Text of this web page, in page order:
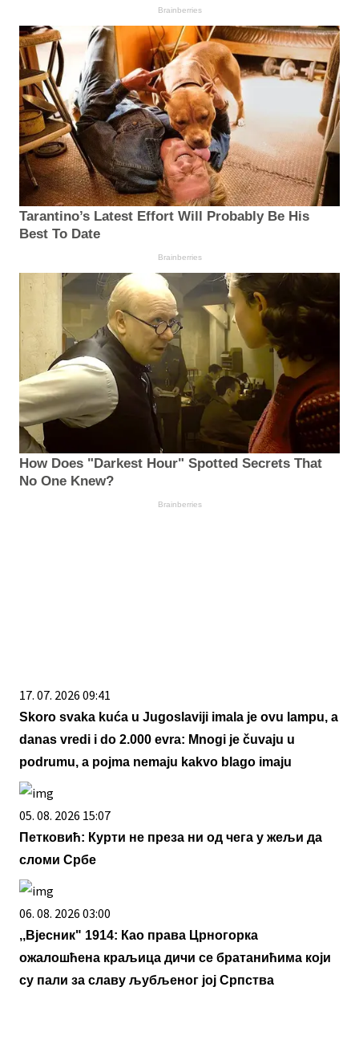
Brainberries
Tarantino’s Latest Effort Will Probably Be His
Best To Date
Brainberries
How Does "Darkest Hour" Spotted Secrets That
No One Knew?
Brainberries
17. 07. 2026 09:41
Skoro svaka kuća u Jugoslaviji imala je ovu lampu, a
danas vredi i do 2.000 evra: Mnogi je čuvaju u
podrumu, a pojma nemaju kakvo blago imaju
05. 08. 2026 15:07
Петковић: Курти не преза ни од чега у жељи да
сломи Србе
06. 08. 2026 03:00
,,Вјесник" 1914: Као права Црногорка
ожалошћена краљица дичи се братанићима који
су пали за славу љубљеног јој Српства